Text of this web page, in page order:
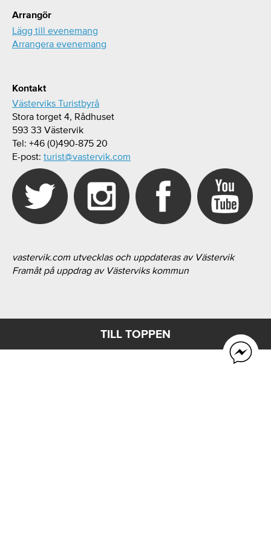
Arrangör
Lägg till evenemang
Arrangera evenemang
Kontakt
Västerviks Turistbyrå
Stora torget 4, Rådhuset
593 33 Västervik
Tel: +46 (0)490-875 20
E-post: turist@vastervik.com
vastervik.com utvecklas och uppdateras av Västervik
Framåt på uppdrag av Västerviks kommun
TILL TOPPEN